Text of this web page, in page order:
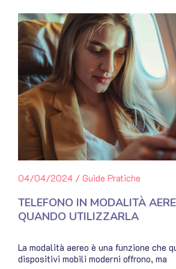
04/04/2024 / Guide Pratiche
TELEFONO IN MODALITÀ
QUANDO UTILIZZARLA
La modalità aereo è una funzione che
dispositivi mobili moderni offrono, ma